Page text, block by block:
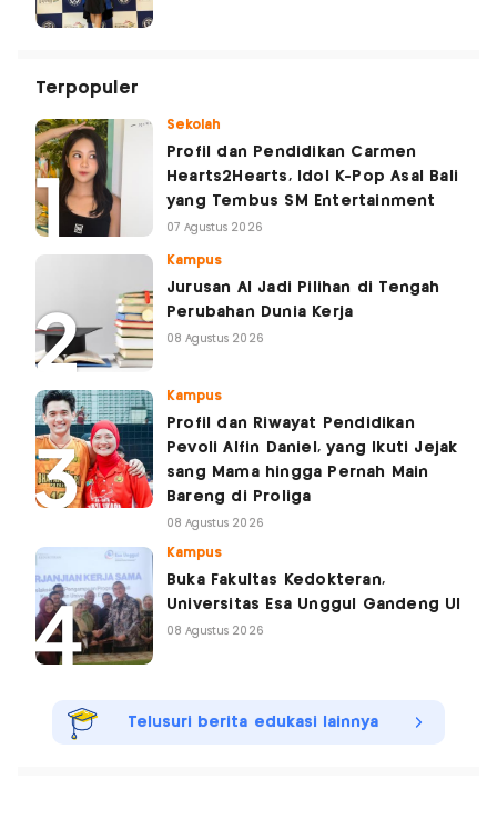
Terpopuler
Sekolah
Profil dan Pendidikan Carmen
Hearts2Hearts, Idol K-Pop Asal Bali
yang Tembus SM Entertainment
07 Agustus 2026
Kampus
Jurusan AI Jadi Pilihan di Tengah
Perubahan Dunia Kerja
08 Agustus 2026
Kampus
Profil dan Riwayat Pendidikan
Pevoli Alfin Daniel, yang Ikuti Jejak
sang Mama hingga Pernah Main
Bareng di Proliga
08 Agustus 2026
Kampus
Buka Fakultas Kedokteran,
Universitas Esa Unggul Gandeng UI
08 Agustus 2026
Telusuri berita edukasi lainnya